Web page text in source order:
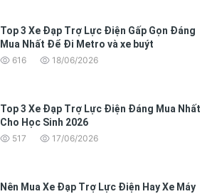
Top 3 Xe Đạp Trợ Lực Điện Gấp Gọn Đáng
Mua Nhất Để Đi Metro và xe buýt
616 18/06/2026
Top 3 Xe Đạp Trợ Lực Điện Đáng Mua Nhất
Cho Học Sinh 2026
517 17/06/2026
Nên Mua Xe Đạp Trợ Lực Điện Hay Xe Máy